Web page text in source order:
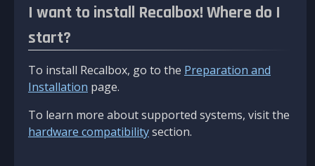
I want to install Recalbox! Where do I
start?
To install Recalbox, go to the Preparation and
Installation page.
To learn more about supported systems, visit the
hardware compatibilitysection.